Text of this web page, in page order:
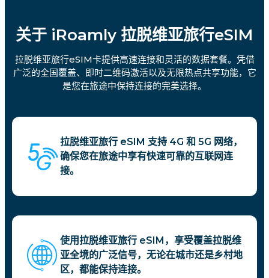
关于 iRoamly 拉脱维亚旅行eSIM
拉脱维亚旅行eSIM卡提供高速连接和灵活的数据套餐。凭借
广泛的全国覆盖、即时二维码激活以及无限热点共享功能，它
是您在旅途中保持连接的完美选择。
拉脱维亚旅行 eSIM 支持 4G 和 5G 网络，
确保您在旅途中享有快速可靠的互联网连
接。
使用拉脱维亚旅行 eSIM，享受覆盖拉脱维
亚全境的广泛信号，无论在城市还是乡村地
区，都能保持连接。